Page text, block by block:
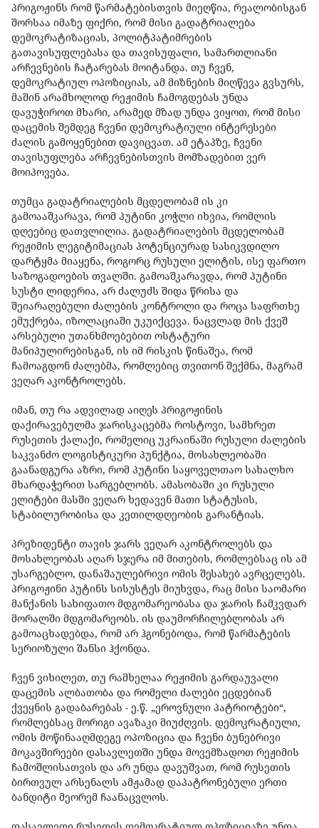
პრიგოჟინს რომ წარმატებისთვის მიეღწია, რეალობისგან
შორსაა იმაზე ფიქრი, რომ მისი გადატრიალება
დემოკრატიზაციას, პოლიტპატიმრების
გათავისუფლებასა და თავისუფალი, სამართლიანი
არჩევნების ჩატარებას მოიტანდა. თუ ჩვენ,
დემოკრატიულ ოპოზიციას, ამ მიზნების მიღწევა გვსურს,
მაშინ არამხოლოდ რეჟიმის ჩამოგდებას უნდა
დავუჭიროთ მხარი, არამედ მზად უნდა ვიყოთ, რომ მისი
დაცემის შემდეგ ჩვენი დემოკრატიული ინტერესები
ძალის გამოყენებით დავიცვათ. ამ ეტაპზე, ჩვენი
თავისუფლება არჩევნებისთვის მომზადებით ვერ
მოიპოვება.
თუმცა გადატრიალების მცდელობამ ის კი
გამოააშკარავა, რომ პუტინი კოჭლი იხვია, რომლის
დღეებიც დათვლილია. გადატრიალების მცდელობამ
რეჟიმის ლეგიტიმაციას პოტენციურად სასიკვდილო
დარტყმა მიაყენა, როგორც რუსული ელიტის, ისე ფართო
საზოგადოების თვალში. გამოაშკარავდა, რომ პუტინი
სუსტი ლიდერია, არ ძალუძს შიდა წრისა და
შეიარაღებული ძალების კონტროლი და როცა საფრთხე
ემუქრება, იზოლაციაში უკუიქცევა. ნაცვლად მის ქვეშ
არსებული უთანხმოებებით ოსტატური
მანიპულირებისგან, ის იმ რისკის წინაშეა, რომ
ჩამოაგდონ ძალებმა, რომლებიც თვითონ შექმნა, მაგრამ
ვეღარ აკონტროლებს.
იმან, თუ რა ადვილად აიღეს პრიგოჟინის
დაქირავებულმა ჯარისკაცებმა როსტოვი, სამხრეთ
რუსეთის ქალაქი, რომელიც უკრაინაში რუსული ძალების
საკვანძო ლოგისტიკური პუნქტია, მოსახლეობაში
გაანადგურა აზრი, რომ პუტინი საყოველთაო სახალხო
მხარდაჭერით სარგებლობს. ამასობაში კი რუსული
ელიტები მასში ვეღარ ხედავენ მათი სტატუსის,
სტაბილურობისა და კეთილდღეობის გარანტიას.
პრეზიდენტი თავის ჯარს ვეღარ აკონტროლებს და
მოსახლეობას აღარ სჯერა იმ მითების, რომლებსაც ის ამ
უსარგებლო, დანაშაულებრივი ომის შესახებ ავრცელებს.
პრიგოჟინი პუტინს სისუსტეს მიუხვდა, რაც მისი საომარი
მანქანის სახიფათო მდგომარეობასა და ჯარის ჩამკვდარ
მორალში მდგომარეობს. ის დაუმორჩილებლობას არ
გამოაცხადებდა, რომ არ ჰგონებოდა, რომ წარმატების
სერიოზული შანსი ჰქონდა.
ჩვენ ვიხილეთ, თუ რამხელაა რეჟიმის გარდაუვალი
დაცემის ალბათობა და რომელი ძალები ეცდებიან
ქვეყნის გადაბარებას - ე.წ. „ეროვნული პატრიოტები“,
რომლებსაც მორიგი ავაზაკი მიუძღვის. დემოკრატიული,
ომის მოწინააღმდეგე ოპოზიცია და ჩვენი ბუნებრივი
მოკავშირეები დასავლეთში უნდა მოვემზადოთ რეჟიმის
ჩამოშლისათვის და არ უნდა დავუშვათ, რომ რუსეთის
ბირთვულ არსენალს ამჟამად დაპატრონებული ერთი
ბანდიტი მეორემ ჩაანაცვლოს.